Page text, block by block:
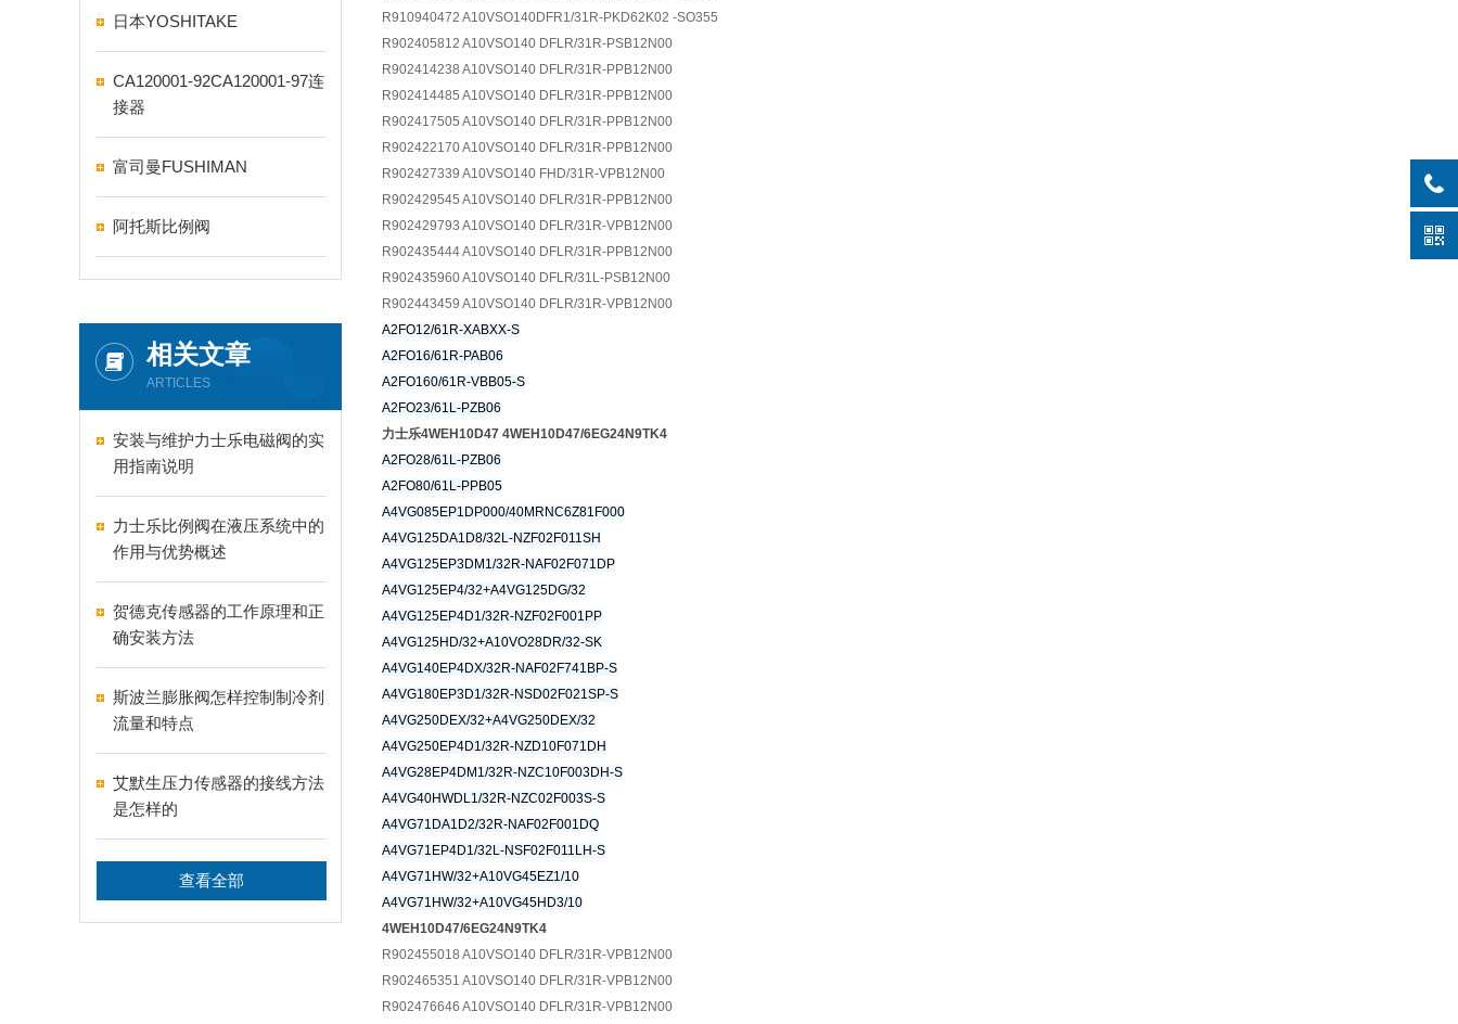
日本YOSHITAKE
CA120001-92CA120001-97连
接器
富司曼FUSHIMAN
阿托斯比例阀
相关文章
ARTICLES
安装与维护力士乐电磁阀的实
用指南说明
力士乐比例阀在液压系统中的
作用与优势概述
贺德克传感器的工作原理和正
确安装方法
斯波兰膨胀阀怎样控制制冷剂
流量和特点
艾默生压力传感器的接线方法
是怎样的
查看全部
R910940472 A10VSO140DFR1/31R-PKD62K02 -SO355
R902405812 A10VSO140 DFLR/31R-PSB12N00
R902414238 A10VSO140 DFLR/31R-PPB12N00
R902414485 A10VSO140 DFLR/31R-PPB12N00
R902417505 A10VSO140 DFLR/31R-PPB12N00
R902422170 A10VSO140 DFLR/31R-PPB12N00
R902427339 A10VSO140 FHD/31R-VPB12N00
R902429545 A10VSO140 DFLR/31R-PPB12N00
R902429793 A10VSO140 DFLR/31R-VPB12N00
R902435444 A10VSO140 DFLR/31R-PPB12N00
R902435960 A10VSO140 DFLR/31L-PSB12N00
R902443459 A10VSO140 DFLR/31R-VPB12N00
A2FO12/61R-XABXX-S
A2FO16/61R-PAB06
A2FO160/61R-VBB05-S
A2FO23/61L-PZB06
力士乐4WEH10D47 4WEH10D47/6EG24N9TK4
A2FO28/61L-PZB06
A2FO80/61L-PPB05
A4VG085EP1DP000/40MRNC6Z81F000
A4VG125DA1D8/32L-NZF02F011SH
A4VG125EP3DM1/32R-NAF02F071DP
A4VG125EP4/32+A4VG125DG/32
A4VG125EP4D1/32R-NZF02F001PP
A4VG125HD/32+A10VO28DR/32-SK
A4VG140EP4DX/32R-NAF02F741BP-S
A4VG180EP3D1/32R-NSD02F021SP-S
A4VG250DEX/32+A4VG250DEX/32
A4VG250EP4D1/32R-NZD10F071DH
A4VG28EP4DM1/32R-NZC10F003DH-S
A4VG40HWDL1/32R-NZC02F003S-S
A4VG71DA1D2/32R-NAF02F001DQ
A4VG71EP4D1/32L-NSF02F011LH-S
A4VG71HW/32+A10VG45EZ1/10
A4VG71HW/32+A10VG45HD3/10
4WEH10D47/6EG24N9TK4
R902455018 A10VSO140 DFLR/31R-VPB12N00
R902465351 A10VSO140 DFLR/31R-VPB12N00
R902476646 A10VSO140 DFLR/31R-VPB12N00